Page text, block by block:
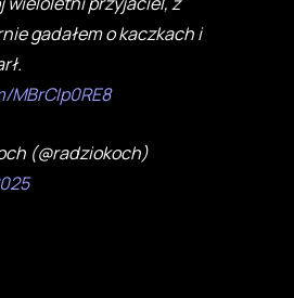
gadałem o kaczkach i
(@radziokoch)